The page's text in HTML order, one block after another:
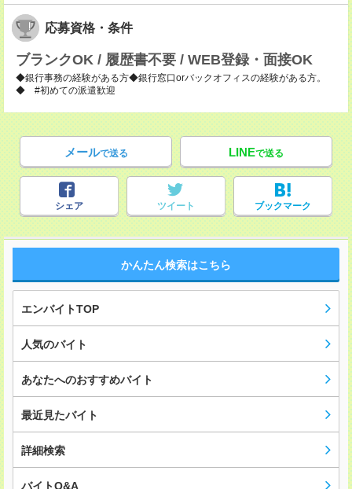
応募資格・条件
ブランクOK / 履歴書不要 / WEB登録・面接OK
◆銀行事務の経験がある方◆銀行窓口orバックオフィスの経験がある方。
◆ #初めての派遣歓迎
メールで送る LINEで送る
シェア ツイート ブックマーク
かんたん検索はこちら
エンバイトTOP
人気のバイト
あなたへのおすすめバイト
最近見たバイト
詳細検索
バイトQ&A